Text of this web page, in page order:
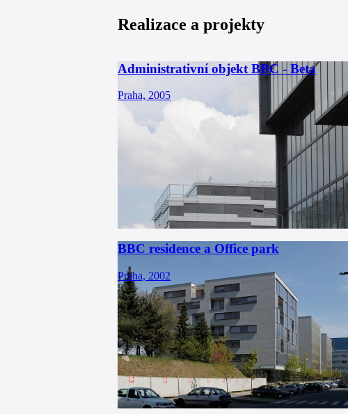
Realizace a projekty
Administrativní objekt BBC - Beta
Praha, 2005
BBC residence a Office park
Praha, 2002